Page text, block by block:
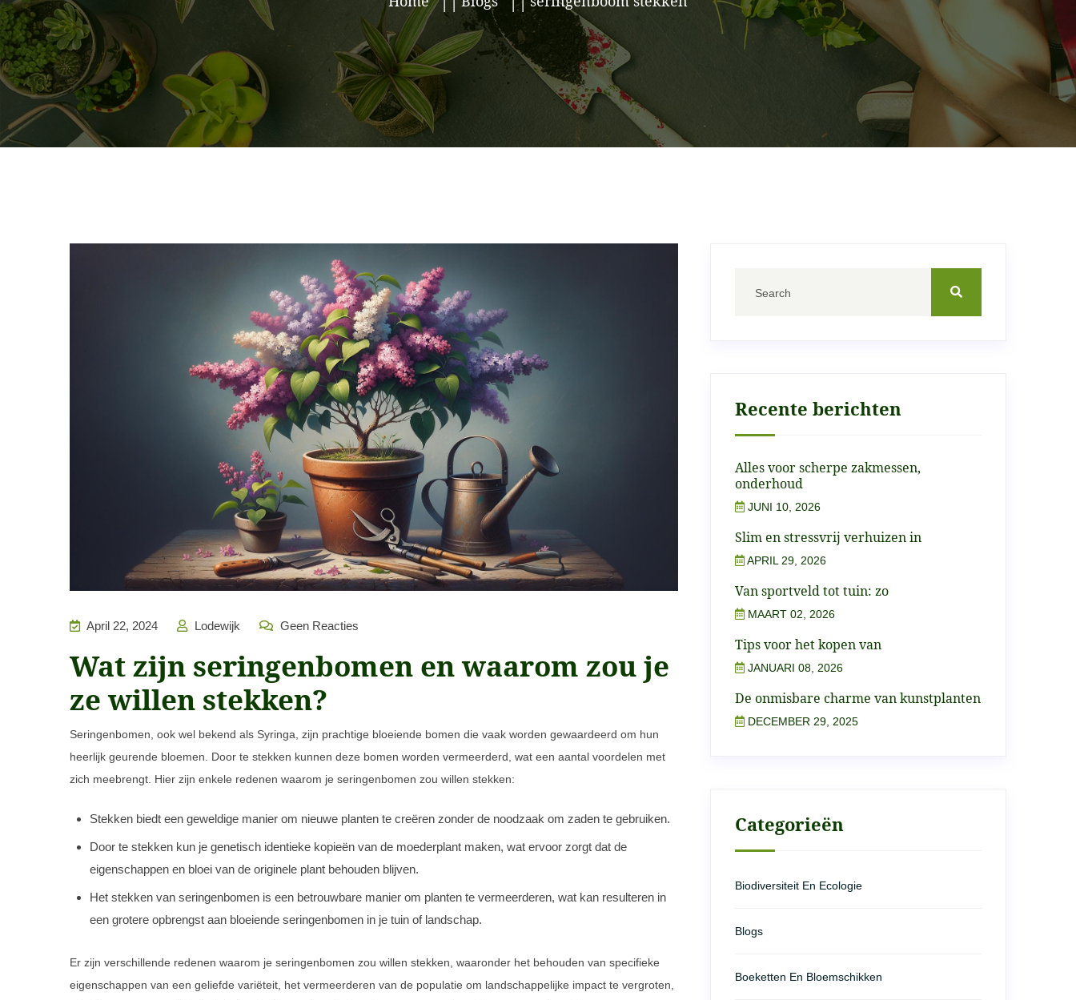
April 22, 2024 Lodewijk Geen Reacties
Wat zijn seringenbomen en waarom zou je
ze willen stekken?
Seringenbomen, ook wel bekend als Syringa, zijn prachtige bloeiende bomen die vaak worden gewaardeerd om hun
heerlijk geurende bloemen. Door te stekken kunnen deze bomen worden vermeerderd, wat een aantal voordelen met
zich meebrengt. Hier zijn enkele redenen waarom je seringenbomen zou willen stekken:
Stekken biedt een geweldige manier om nieuwe planten te creëren zonder de noodzaak om zaden te gebruiken.
Door te stekken kun je genetisch identieke kopieën van de moederplant maken, wat ervoor zorgt dat de
eigenschappen en bloei van de originele plant behouden blijven.
Het stekken van seringenbomen is een betrouwbare manier om planten te vermeerderen, wat kan resulteren in
een grotere opbrengst aan bloeiende seringenbomen in je tuin of landschap.
Er zijn verschillende redenen waarom je seringenbomen zou willen stekken, waaronder het behouden van specifieke
eigenschappen van een geliefde variëteit, het vermeerderen van de populatie om landschappelijke impact te vergroten,
Recente berichten
Alles voor scherpe zakmessen,
onderhoud
JUNI 10, 2026
Slim en stressvrij verhuizen in
APRIL 29, 2026
Van sportveld tot tuin: zo
MAART 02, 2026
Tips voor het kopen van
JANUARI 08, 2026
De onmisbare charme van kunstplanten
DECEMBER 29, 2025
Categorieën
Biodiversiteit En Ecologie
Blogs
Boeketten En Bloemschikken